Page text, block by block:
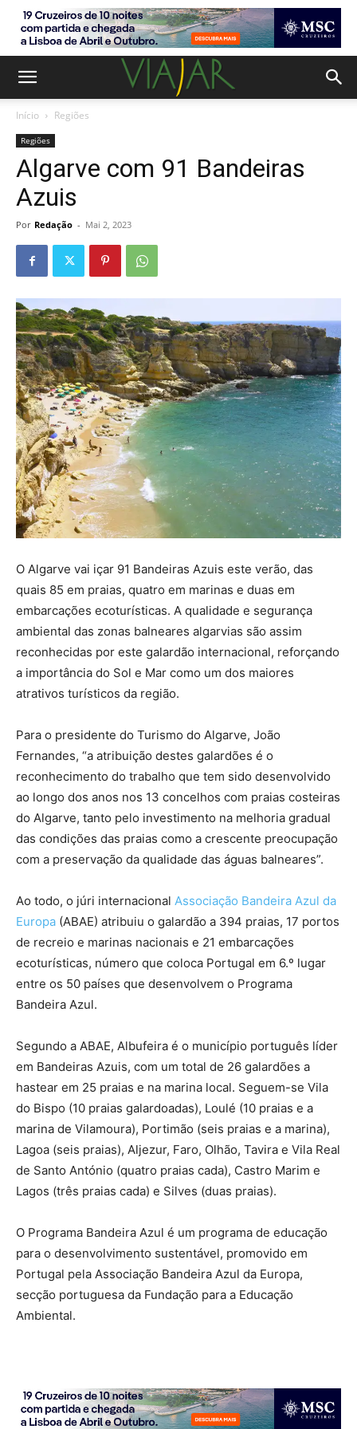
Início Regiões
Regiões
Algarve com 91 Bandeiras
Azuis
Por Redação - Mai 2, 2023
O Algarve vai içar 91 Bandeiras Azuis este verão, das
quais 85 em praias, quatro em marinas e duas em
embarcações ecoturísticas. A qualidade e segurança
ambiental das zonas balneares algarvias são assim
reconhecidas por este galardão internacional, reforçando
a importância do Sol e Mar como um dos maiores
atrativos turísticos da região.
Para o presidente do Turismo do Algarve, João
Fernandes, “a atribuição destes galardões é o
reconhecimento do trabalho que tem sido desenvolvido
ao longo dos anos nos 13 concelhos com praias costeiras
do Algarve, tanto pelo investimento na melhoria gradual
das condições das praias como a crescente preocupação
com a preservação da qualidade das águas balneares”.
Ao todo, o júri internacional Associação Bandeira Azul da
Europa (ABAE) atribuiu o galardão a 394 praias, 17 portos
de recreio e marinas nacionais e 21 embarcações
ecoturísticas, número que coloca Portugal em 6.º lugar
entre os 50 países que desenvolvem o Programa
Bandeira Azul.
Segundo a ABAE, Albufeira é o município português líder
em Bandeiras Azuis, com um total de 26 galardões a
hastear em 25 praias e na marina local. Seguem-se Vila
do Bispo (10 praias galardoadas), Loulé (10 praias e a
marina de Vilamoura), Portimão (seis praias e a marina),
Lagoa (seis praias), Aljezur, Faro, Olhão, Tavira e Vila Real
de Santo António (quatro praias cada), Castro Marim e
Lagos (três praias cada) e Silves (duas praias).
O Programa Bandeira Azul é um programa de educação
para o desenvolvimento sustentável, promovido em
Portugal pela Associação Bandeira Azul da Europa,
secção portuguesa da Fundação para a Educação
Ambiental.